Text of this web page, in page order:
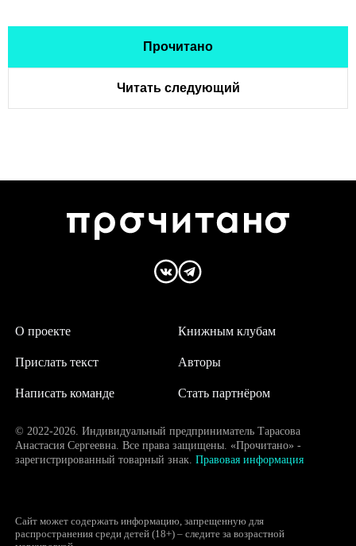
Прочитано
Читать следующий
О проекте
Написать команде
Авторы
Прислать текст
Книжным клубам
Стать партнёром
© 2022-2026. Индивидуальный предприниматель Тарасова
Анастасия Сергеевна. Все права защищены. «Прочитано» -
зарегистрированный товарный знак. Правовая информация
Сайт может содержать информацию, запрещенную для
распространения среди детей (18+) – следите за возрастной